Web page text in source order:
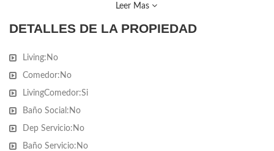
Unidad de 3 Dormitorios 2 Baños
Cocina : Cocina, Living Comedor
Amenities : Recepción - Wi fi - Sala de adolescentes - Portero
Eléctrico - Laundry - Barbacoa - Vigilancia - Piscina Climatizada
Leer Mas
DETALLES DE LA PROPIEDAD
Living: No
Comedor: No
LivingComedor:Si
Baño Social: No
Dep Servicio: No
Baño Servicio: No